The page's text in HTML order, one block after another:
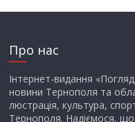
Про нас
Інтернет-видання
новини Тернополя та
люстрація, культура,
Тернополя. Надіємося,